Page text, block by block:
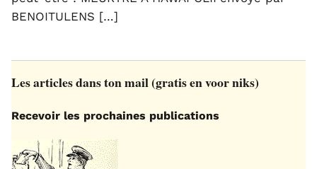
BENOITULENS […]
Les articles dans ton mail (gratis en voor niks)
Recevoir les prochaines publications